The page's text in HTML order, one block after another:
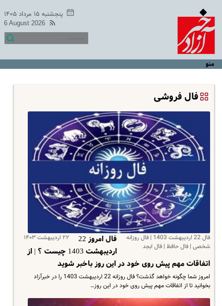
پنجشنبه ۱۵ مرداد ۱۴۰۵
6 August 2026
منو
فال فروشی
فال 22 اردیبهشت 1403 | فال روزانه
شخصی | فال حافظ | فال ابجد
۲۲ اردیبهشت ۱۴۰۳
فال امروز 22
اردیبهشت 1403 چیست ؟ | از
اتفاقات مهم پیش روی خود در این روز باخبر شوید
امروز شما چگونه خواهد گذشت؟ فال روزانه 22 اردیبهشت 1403 را در خبرآزاد
بخوانید تا از اتفاقات مهم پیش روی خود در این روز…